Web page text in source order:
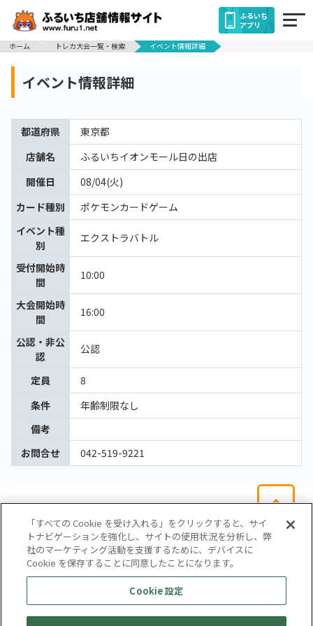
ふるいち
アプリ
ホーム
トレカ大会一覧・検索 イベント情報詳細
イベント情報詳細
都道府県
東京都
店舗名
ふるいちイオンモール日の出店
開催日
08/04(火)
カード種別
ポケモンカードゲーム
イベント種
別
エクストラバトル
受付開始時
間
10:00
大会開始時
間
16:00
公認・非公
認
公認
定員
8
条件
年齢制限なし
備考
お問合せ
042-519-9221
会社概要
サイトマップ
お問い合わせ
個人情報保護方針
株式会社テイツー
「すべての Cookie を受け入れる」をクリックすると、サイ
トナビゲーションを強化し、サイトの使用状況を分析し、弊
社のマーケティング活動を支援するために、デバイスに
Cookie を保存することに同意したことになります。
Cookie 設定